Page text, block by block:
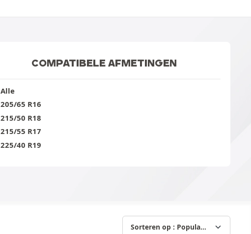
COMPATIBELE AFMETINGEN
Alle
205/65 R16
215/50 R18
215/55 R17
225/40 R19